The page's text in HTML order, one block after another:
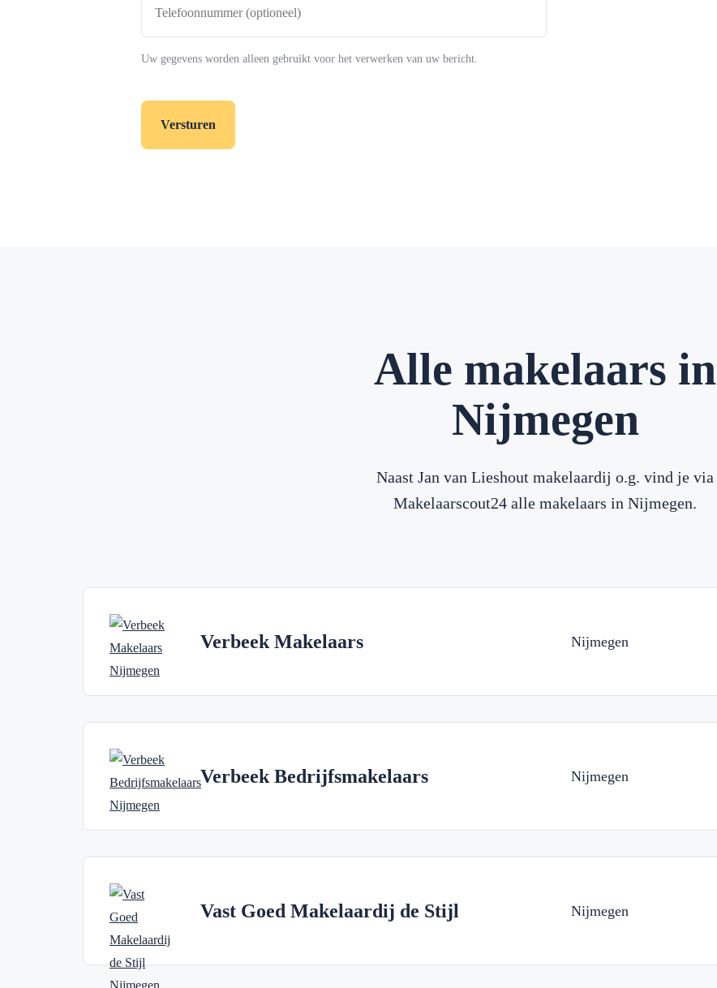
Uw gegevens worden alleen gebruikt voor het verwerken van uw bericht.
Alle makelaars in
Nijmegen
Naast Jan van Lieshout makelaardij o.g. vind je via
Makelaarscout24 alle makelaars in Nijmegen.
Verbeek Makelaars Nijmegen
Verbeek Bedrijfsmakelaars Nijmegen
Vast Goed Makelaardij de Stijl Nijmegen